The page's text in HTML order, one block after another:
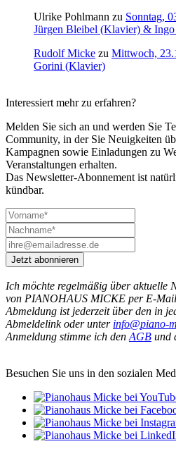
Ulrike Pohlmann zu Sonntag,
Jürgen Bleibel (Klavier) & Ingo
Rudolf Micke zu Mittwoch,
Gorini (Klavier)
Interessiert mehr zu erfahren?
Melden Sie sich an und werden Sie
Community, in der Sie Neuigkeiten
Kampagnen sowie Einladungen zu
Veranstaltungen erhalten.
Das Newsletter-Abonnement ist
kündbar.
Jetzt abonnieren
Ich möchte regelmäßig über aktuelle
von PIANOHAUS MICKE per E-
Abmeldung ist jederzeit über den in
Abmeldelink oder unter info@piano-
Anmeldung stimme ich den AGB und
Besuchen Sie uns in den sozialen